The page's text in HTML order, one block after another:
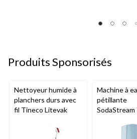
Produits Sponsorisés
Nettoyeur humide à
planchers durs avec
fil Tineco Litevak
Machine à
pétillante
SodaStream